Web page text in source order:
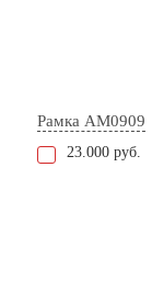
Рамка AM0909
23.000 руб.